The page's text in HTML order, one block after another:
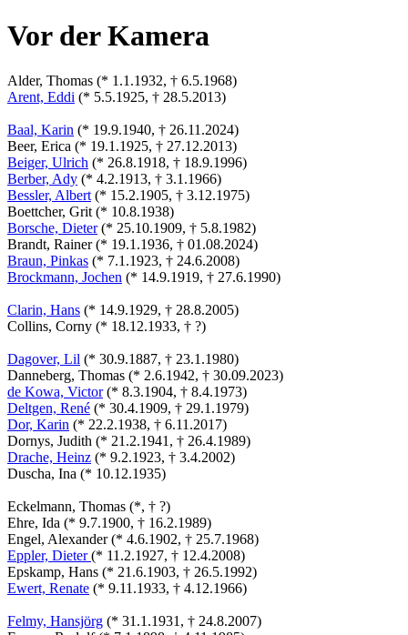
Vor der Kamera
Alder, Thomas (* 1.1.1932, † 6.5.1968)
Arent, Eddi (* 5.5.1925, † 28.5.2013)
Baal, Karin (* 19.9.1940, † 26.11.2024)
Beer, Erica (* 19.1.1925, † 27.12.2013)
Beiger, Ulrich (* 26.8.1918, † 18.9.1996)
Berber, Ady (* 4.2.1913, † 3.1.1966)
Bessler, Albert (* 15.2.1905, † 3.12.1975)
Boettcher, Grit (* 10.8.1938)
Borsche, Dieter(* 25.10.1909, † 5.8.1982)
Brandt, Rainer (* 19.1.1936, † 01.08.2024)
Braun, Pinkas (* 7.1.1923, † 24.6.2008)
Brockmann, Jochen (* 14.9.1919, † 27.6.1990)
Clarin, Hans (* 14.9.1929, † 28.8.2005)
Collins, Corny (* 18.12.1933, † ?)
Dagover, Lil (* 30.9.1887, † 23.1.1980)
Danneberg, Thomas (* 2.6.1942, † 30.09.2023)
de Kowa, Victor(* 8.3.1904, † 8.4.1973)
Deltgen, René (* 30.4.1909, † 29.1.1979)
Dor, Karin (* 22.2.1938, † 6.11.2017)
Dornys, Judith (* 21.2.1941, † 26.4.1989)
Drache, Heinz (* 9.2.1923, † 3.4.2002)
Duscha, Ina (* 10.12.1935)
Eckelmann, Thomas (*, † ?)
Ehre, Ida (* 9.7.1900, † 16.2.1989)
Engel, Alexander (* 4.6.1902, † 25.7.1968)
Eppler, Dieter(* 11.2.1927, † 12.4.2008)
Epskamp, Hans (* 21.6.1903, † 26.5.1992)
Ewert, Renate (* 9.11.1933, † 4.12.1966)
Felmy, Hansjörg (* 31.1.1931, † 24.8.2007)